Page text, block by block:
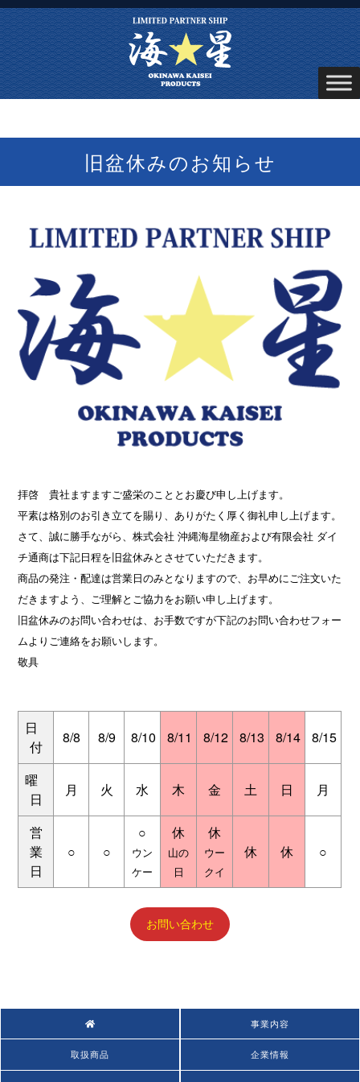
旧盆休みのお知らせ
拝啓 貴社ますますご盛栄のこととお慶び申し上げます。
平素は格別のお引き立てを賜り、ありがたく厚く御礼申し上げます。
さて、誠に勝手ながら、株式会社 沖縄海星物産および有限会社 ダイ
チ通商は下記日程を旧盆休みとさせていただきます。
商品の発注・配達は営業日のみとなりますので、お早めにご注文いた
だきますよう、ご理解とご協力をお願い申し上げます。
旧盆休みのお問い合わせは、お手数ですが下記のお問い合わせフォー
ムよりご連絡をお願いします。
敬具
日
付
8/8 8/9 8/10 8/11 8/12 8/13 8/14 8/15
曜
日
月 火 水 木 金 土 日 月
営
業
日
○ ○
○
ウン
ケー
休
山の
日
休
ウー
クイ
休 休 ○
お問い合わせ
事業内容
取扱商品 企業情報